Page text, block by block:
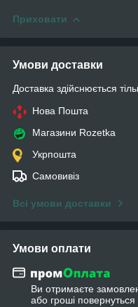
Приховати
Умови доставки
Доставка здійснюється
Нова Пошта
Магазини Rozetka
Укрпошта
Самовивіз
Всі умови доставки
Умови оплати
Ви отримаєте
або гроші